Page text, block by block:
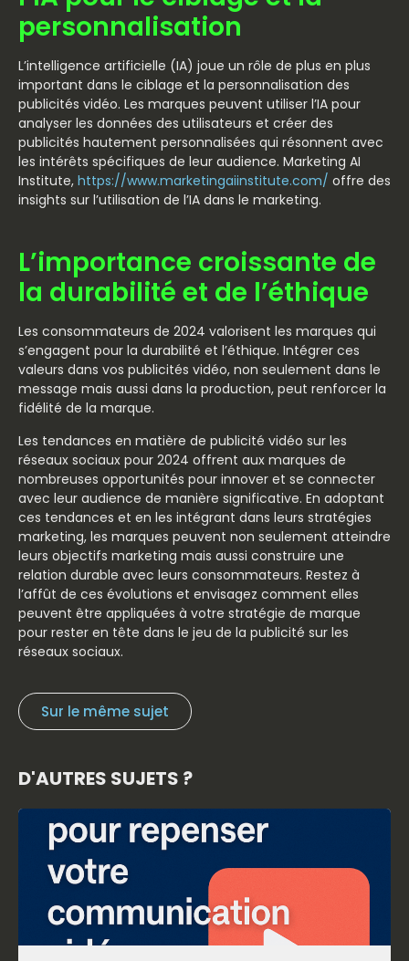
personnalisation
L’intelligence artificielle (IA) joue un rôle de plus en plus
important dans le ciblage et la personnalisation des
publicités vidéo. Les marques peuvent utiliser l’IA pour
analyser les données des utilisateurs et créer des
publicités hautement personnalisées qui résonnent avec
les intérêts spécifiques de leur audience. Marketing AI
Institute, https://www.marketingaiinstitute.com/ offre des
insights sur l’utilisation de l’IA dans le marketing.
L’importance croissante de
la durabilité et de l’éthique
Les consommateurs de 2024 valorisent les marques qui
s’engagent pour la durabilité et l’éthique. Intégrer ces
valeurs dans vos publicités vidéo, non seulement dans le
message mais aussi dans la production, peut renforcer la
fidélité de la marque.
Les tendances en matière de publicité vidéo sur les
réseaux sociaux pour 2024 offrent aux marques de
nombreuses opportunités pour innover et se connecter
avec leur audience de manière significative. En adoptant
ces tendances et en les intégrant dans leurs stratégies
marketing, les marques peuvent non seulement atteindre
leurs objectifs marketing mais aussi construire une
relation durable avec leurs consommateurs. Restez à
l’affût de ces évolutions et envisagez comment elles
peuvent être appliquées à votre stratégie de marque
pour rester en tête dans le jeu de la publicité sur les
réseaux sociaux.
Sur le même sujet
D'AUTRES SUJETS ?